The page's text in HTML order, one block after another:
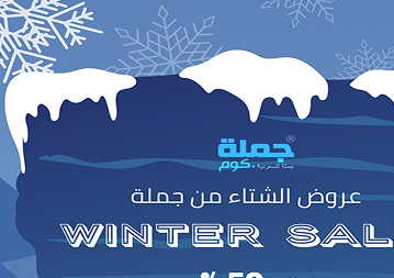
0 من أصل 5.0